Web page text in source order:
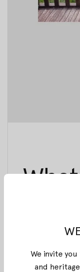
22
We invite
and